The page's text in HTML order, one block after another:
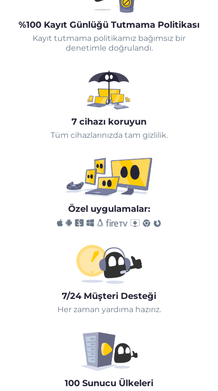
%100 Kayıt Günlüğü Tutmama Politikası
Kayıt tutmama politikamız bağımsız bir
denetimle doğrulandı.
7 cihazı koruyun
Tüm cihazlarınızda tam gizlilik.
Özel uygulamalar:
7/24 Müşteri Desteği
Her zaman yardıma hazırız.
100 Sunucu Ülkeleri